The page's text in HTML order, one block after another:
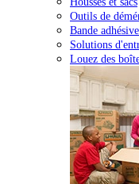
Outils de
Bande
Solutions
Louez des